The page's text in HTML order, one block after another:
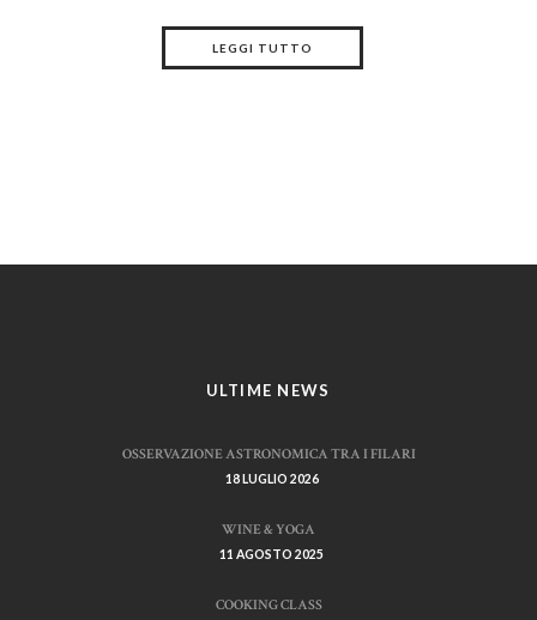
LEGGI TUTTO
ULTIME NEWS
OSSERVAZIONE ASTRONOMICA TRA I FILARI
18 LUGLIO 2026
WINE & YOGA
11 AGOSTO 2025
COOKING CLASS